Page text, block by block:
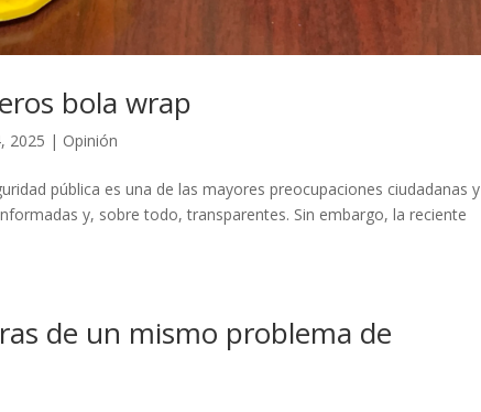
bola wrap
2025 | Opinión
pública es una de las mayores preocupaciones ciudadanas y
y, sobre todo, transparentes. Sin embargo, la reciente
de un mismo problema de